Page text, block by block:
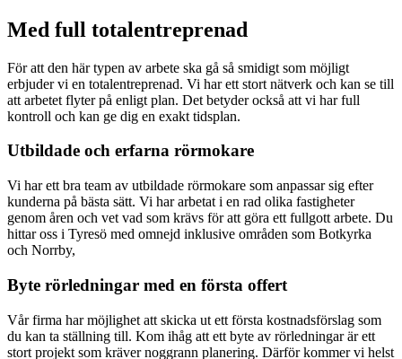
Med full totalentreprenad
För att den här typen av arbete ska gå så smidigt som möjligt
erbjuder vi en totalentreprenad. Vi har ett stort nätverk och kan se till
att arbetet flyter på enligt plan. Det betyder också att vi har full
kontroll och kan ge dig en exakt tidsplan.
Utbildade och erfarna rörmokare
Vi har ett bra team av utbildade rörmokare som anpassar sig efter
kunderna på bästa sätt. Vi har arbetat i en rad olika fastigheter
genom åren och vet vad som krävs för att göra ett fullgott arbete. Du
hittar oss i Tyresö med omnejd inklusive områden som Botkyrka
och Norrby,
Byte rörledningar med en första offert
Vår firma har möjlighet att skicka ut ett första kostnadsförslag som
du kan ta ställning till. Kom ihåg att ett byte av rörledningar är ett
stort projekt som kräver noggrann planering. Därför kommer vi helst